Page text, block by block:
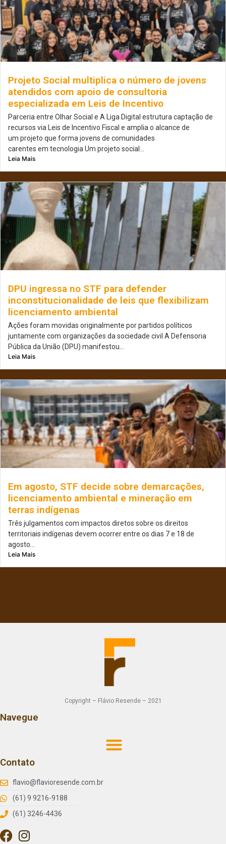
Projeto Social multiplica o número de jovens
atendidos com apoio de consultoria
especializada em Leis de Incentivo
Parceria entre Olhar Social e A Liga Digital estrutura captação de
recursos via Leis de Incentivo Fiscal e amplia o alcance de
um projeto que forma jovens de comunidades
carentes em tecnologia Um projeto social...
Leia Mais
DPU ingressa no STF para defender
inconstitucionalidade de leis que flexibilizam
licenciamento ambiental
Ações foram movidas originalmente por partidos políticos
juntamente com organizações da sociedade civil A Defensoria
Pública da União (DPU) manifestou...
Leia Mais
Em agosto, STF decide sobre demarcações,
licenciamento ambiental e mineração em
terras indígenas
Três julgamentos com impactos diretos sobre os direitos
territoriais indígenas devem ocorrer entre os dias 7 e 18 de
agosto...
Leia Mais
Copyright – Flávio Resende – 2021
Navegue
Contato
flavio@flavioresende.com.br
(61) 9 9216-9188
(61) 3246-4436